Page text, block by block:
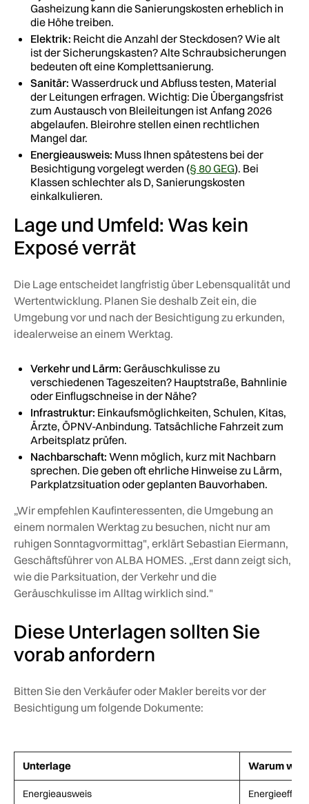
Gasheizung kann die Sanierungskosten erheblich in
die Höhe treiben.
Elektrik: Reicht die Anzahl der Steckdosen? Wie alt
ist der Sicherungskasten? Alte Schraubsicherungen
bedeuten oft eine Komplettsanierung.
Sanitär: Wasserdruck und Abfluss testen, Material
der Leitungen erfragen. Wichtig: Die Übergangsfrist
zum Austausch von Bleileitungen ist Anfang 2026
abgelaufen. Bleirohre stellen einen rechtlichen
Mangel dar.
Energieausweis: Muss Ihnen spätestens bei der
Besichtigung vorgelegt werden (§ 80 GEG). Bei
Klassen schlechter als D, Sanierungskosten
einkalkulieren.
Lage und Umfeld: Was kein
Exposé verrät
Die Lage entscheidet langfristig über Lebensqualität und
Wertentwicklung. Planen Sie deshalb Zeit ein, die
Umgebung vor und nach der Besichtigung zu erkunden,
idealerweise an einem Werktag.
Verkehr und Lärm: Geräuschkulisse zu
verschiedenen Tageszeiten? Hauptstraße, Bahnlinie
oder Einflugschneise in der Nähe?
Infrastruktur: Einkaufsmöglichkeiten, Schulen, Kitas,
Ärzte, ÖPNV-Anbindung. Tatsächliche Fahrzeit zum
Arbeitsplatz prüfen.
Nachbarschaft: Wenn möglich, kurz mit Nachbarn
sprechen. Die geben oft ehrliche Hinweise zu Lärm,
Parkplatzsituation oder geplanten Bauvorhaben.
„Wir empfehlen Kaufinteressenten, die Umgebung an
einem normalen Werktag zu besuchen, nicht nur am
ruhigen Sonntagvormittag", erklärt Sebastian Eiermann,
Geschäftsführer von ALBA HOMES. „Erst dann zeigt sich,
wie die Parksituation, der Verkehr und die
Geräuschkulisse im Alltag wirklich sind."
Diese Unterlagen sollten Sie
vorab anfordern
Bitten Sie den Verkäufer oder Makler bereits vor der
Besichtigung um folgende Dokumente:
Unterlage Warum
Energieausweis